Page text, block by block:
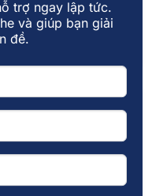
liệu chiến lược”
trợ ngay lập tức.
và giúp bạn giải
đề.